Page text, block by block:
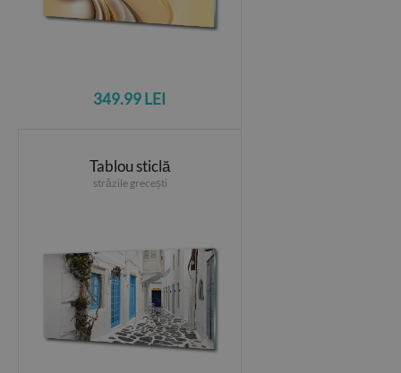
349.99 LEI
Tablou sticlă
străzile grecești